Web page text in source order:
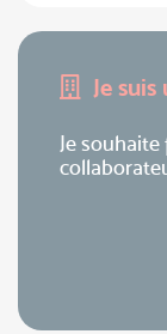
Je
Je